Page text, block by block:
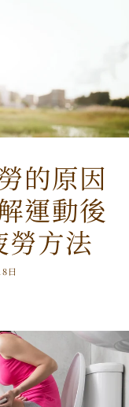
的原因
運動後
勞方法
日